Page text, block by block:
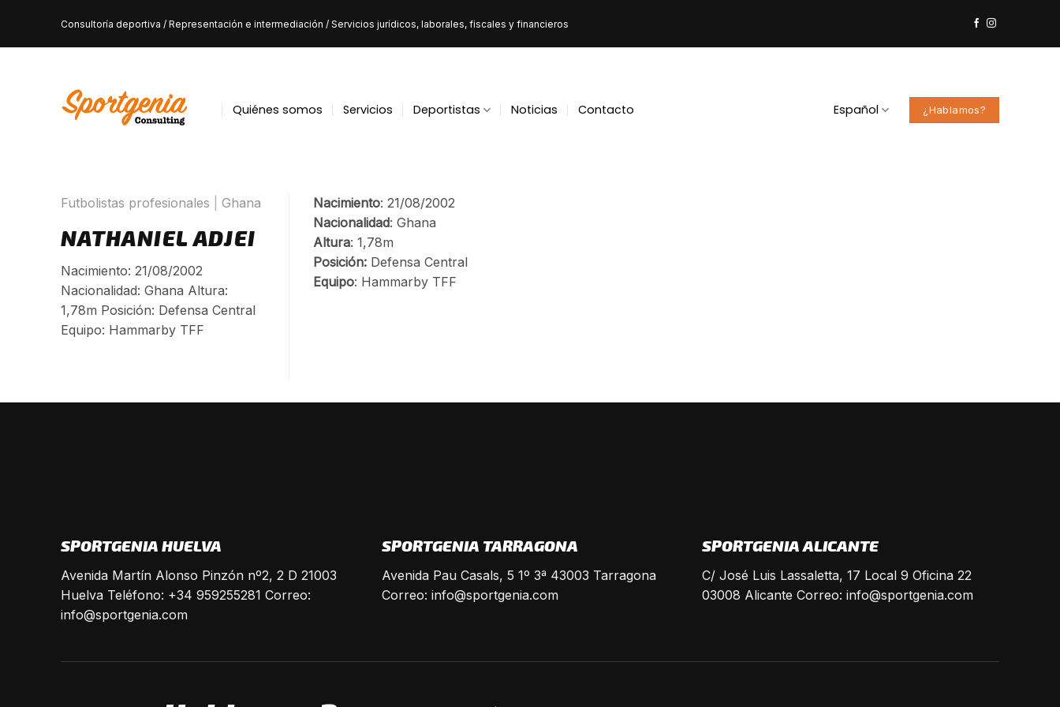
content
Consultoría deportiva / Representación e intermediación / Servicios jurídicos, laborales, fiscales y financieros
Quiénes somos Servicios Deportistas Noticias Contacto Español ¿Hablamos?
Futbolistas profesionales Ghana
NATHANIEL ADJEI
Nacimiento: 21/08/2002
Nacionalidad: Ghana Altura:
1,78m Posición: Defensa Central
Equipo: Hammarby TFF
Nacimiento: 21/08/2002
Nacionalidad: Ghana
Altura: 1,78m
Posición: Defensa Central
Equipo: Hammarby TFF
SPORTGENIA HUELVA
Avenida Martín Alonso Pinzón nº2, 2 D 21003
Huelva Teléfono: +34 959255281 Correo:
info@sportgenia.com
SPORTGENIA TARRAGONA
Avenida Pau Casals, 5 1º 3ª 43003 Tarragona
Correo: info@sportgenia.com
SPORTGENIA ALICANTE
C/ José Luis Lassaletta, 17 Local 9 Oficina 22
03008 Alicante Correo: info@sportgenia.com